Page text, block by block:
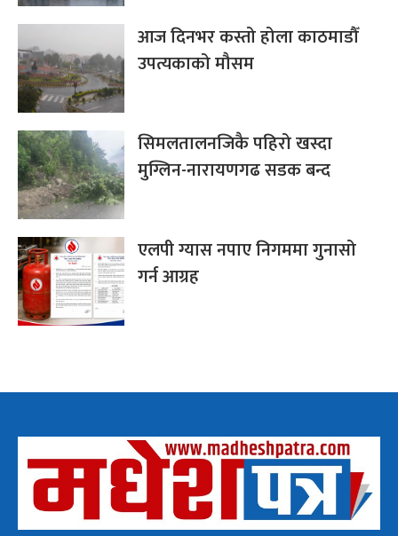
आज दिनभर कस्तो होला काठमाडौँ
उपत्यकाको मौसम
सिमलतालनजिकै पहिरो खस्दा
मुग्लिन-नारायणगढ सडक बन्द
एलपी ग्यास नपाए निगममा गुनासो
गर्न आग्रह